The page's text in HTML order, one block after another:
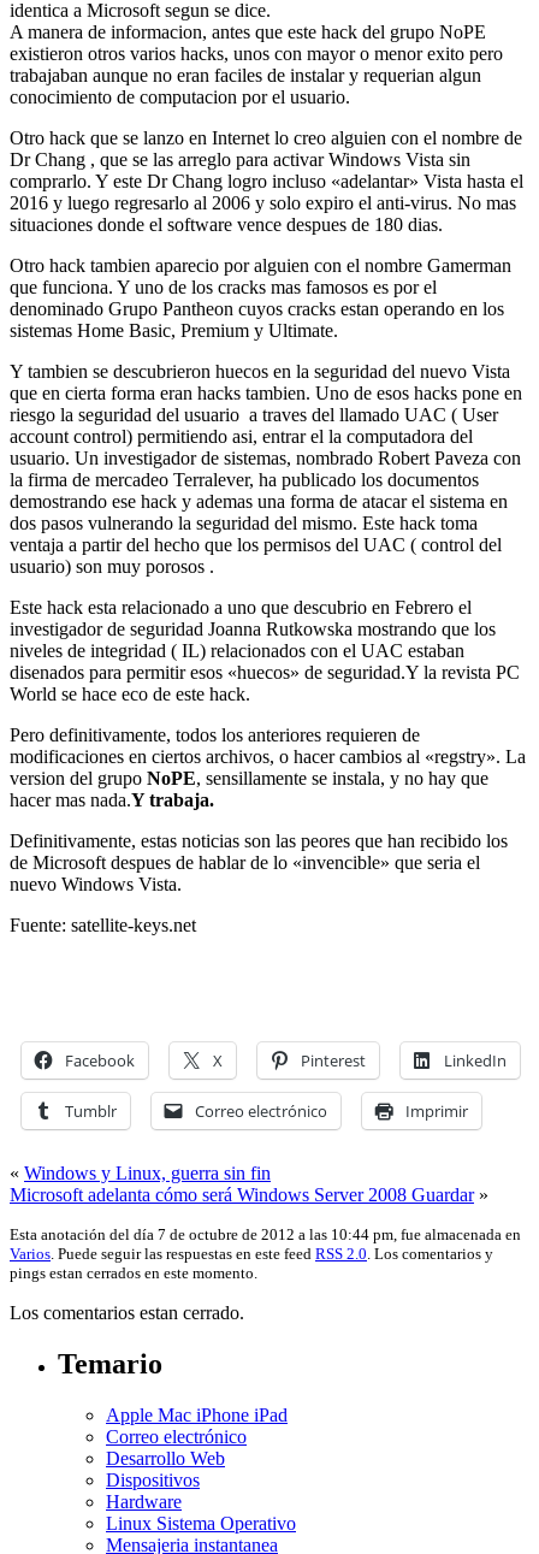
identica a Microsoft segun se dice.
A manera de informacion, antes que este hack del grupo NoPE
existieron otros varios hacks, unos con mayor o menor exito pero
trabajaban aunque no eran faciles de instalar y requerian algun
conocimiento de computacion por el usuario.
Otro hack que se lanzo en Internet lo creo alguien con el nombre de
Dr Chang , que se las arreglo para activar Windows Vista sin
comprarlo. Y este Dr Chang logro incluso «adelantar» Vista hasta el
2016 y luego regresarlo al 2006 y solo expiro el anti-virus. No mas
situaciones donde el software vence despues de 180 dias.
Otro hack tambien aparecio por alguien con el nombre Gamerman
que funciona. Y uno de los cracks mas famosos es por el
denominado Grupo Pantheon cuyos cracks estan operando en los
sistemas Home Basic, Premium y Ultimate.
Y tambien se descubrieron huecos en la seguridad del nuevo Vista
que en cierta forma eran hacks tambien. Uno de esos hacks pone en
riesgo la seguridad del usuario a traves del llamado UAC ( User
account control) permitiendo asi, entrar el la computadora del
usuario. Un investigador de sistemas, nombrado Robert Paveza con
la firma de mercadeo Terralever, ha publicado los documentos
demostrando ese hack y ademas una forma de atacar el sistema en
dos pasos vulnerando la seguridad del mismo. Este hack toma
ventaja a partir del hecho que los permisos del UAC ( control del
usuario) son muy porosos .
Este hack esta relacionado a uno que descubrio en Febrero el
investigador de seguridad Joanna Rutkowska mostrando que los
niveles de integridad ( IL) relacionados con el UAC estaban
disenados para permitir esos «huecos» de seguridad.Y la revista PC
World se hace eco de este hack.
Pero definitivamente, todos los anteriores requieren de
modificaciones en ciertos archivos, o hacer cambios al «regstry». La
version del grupo NoPE, sensillamente se instala, y no hay que
hacer mas nada.Y trabaja.
Definitivamente, estas noticias son las peores que han recibido los
de Microsoft despues de hablar de lo «invencible» que seria el
nuevo Windows Vista.
Fuente: satellite-keys.net
Facebook X Pinterest LinkedIn
Tumblr Correo electrónico Imprimir
« Windows y Linux, guerra sin fin
Microsoft adelanta cómo será Windows Server 2008 Guardar»
Esta anotación del día 7 de octubre de 2012 a las 10:44 pm, fue almacenada en
Varios . Puede seguir las respuestas en este feed RSS 2.0 . Los comentarios y
pings estan cerrados en este momento.
Los comentarios estan cerrado.
Temario
Apple Mac iPhone iPad
Correo electrónico
Desarrollo Web
Dispositivos
Hardware
Linux Sistema Operativo
Mensajeria instantanea